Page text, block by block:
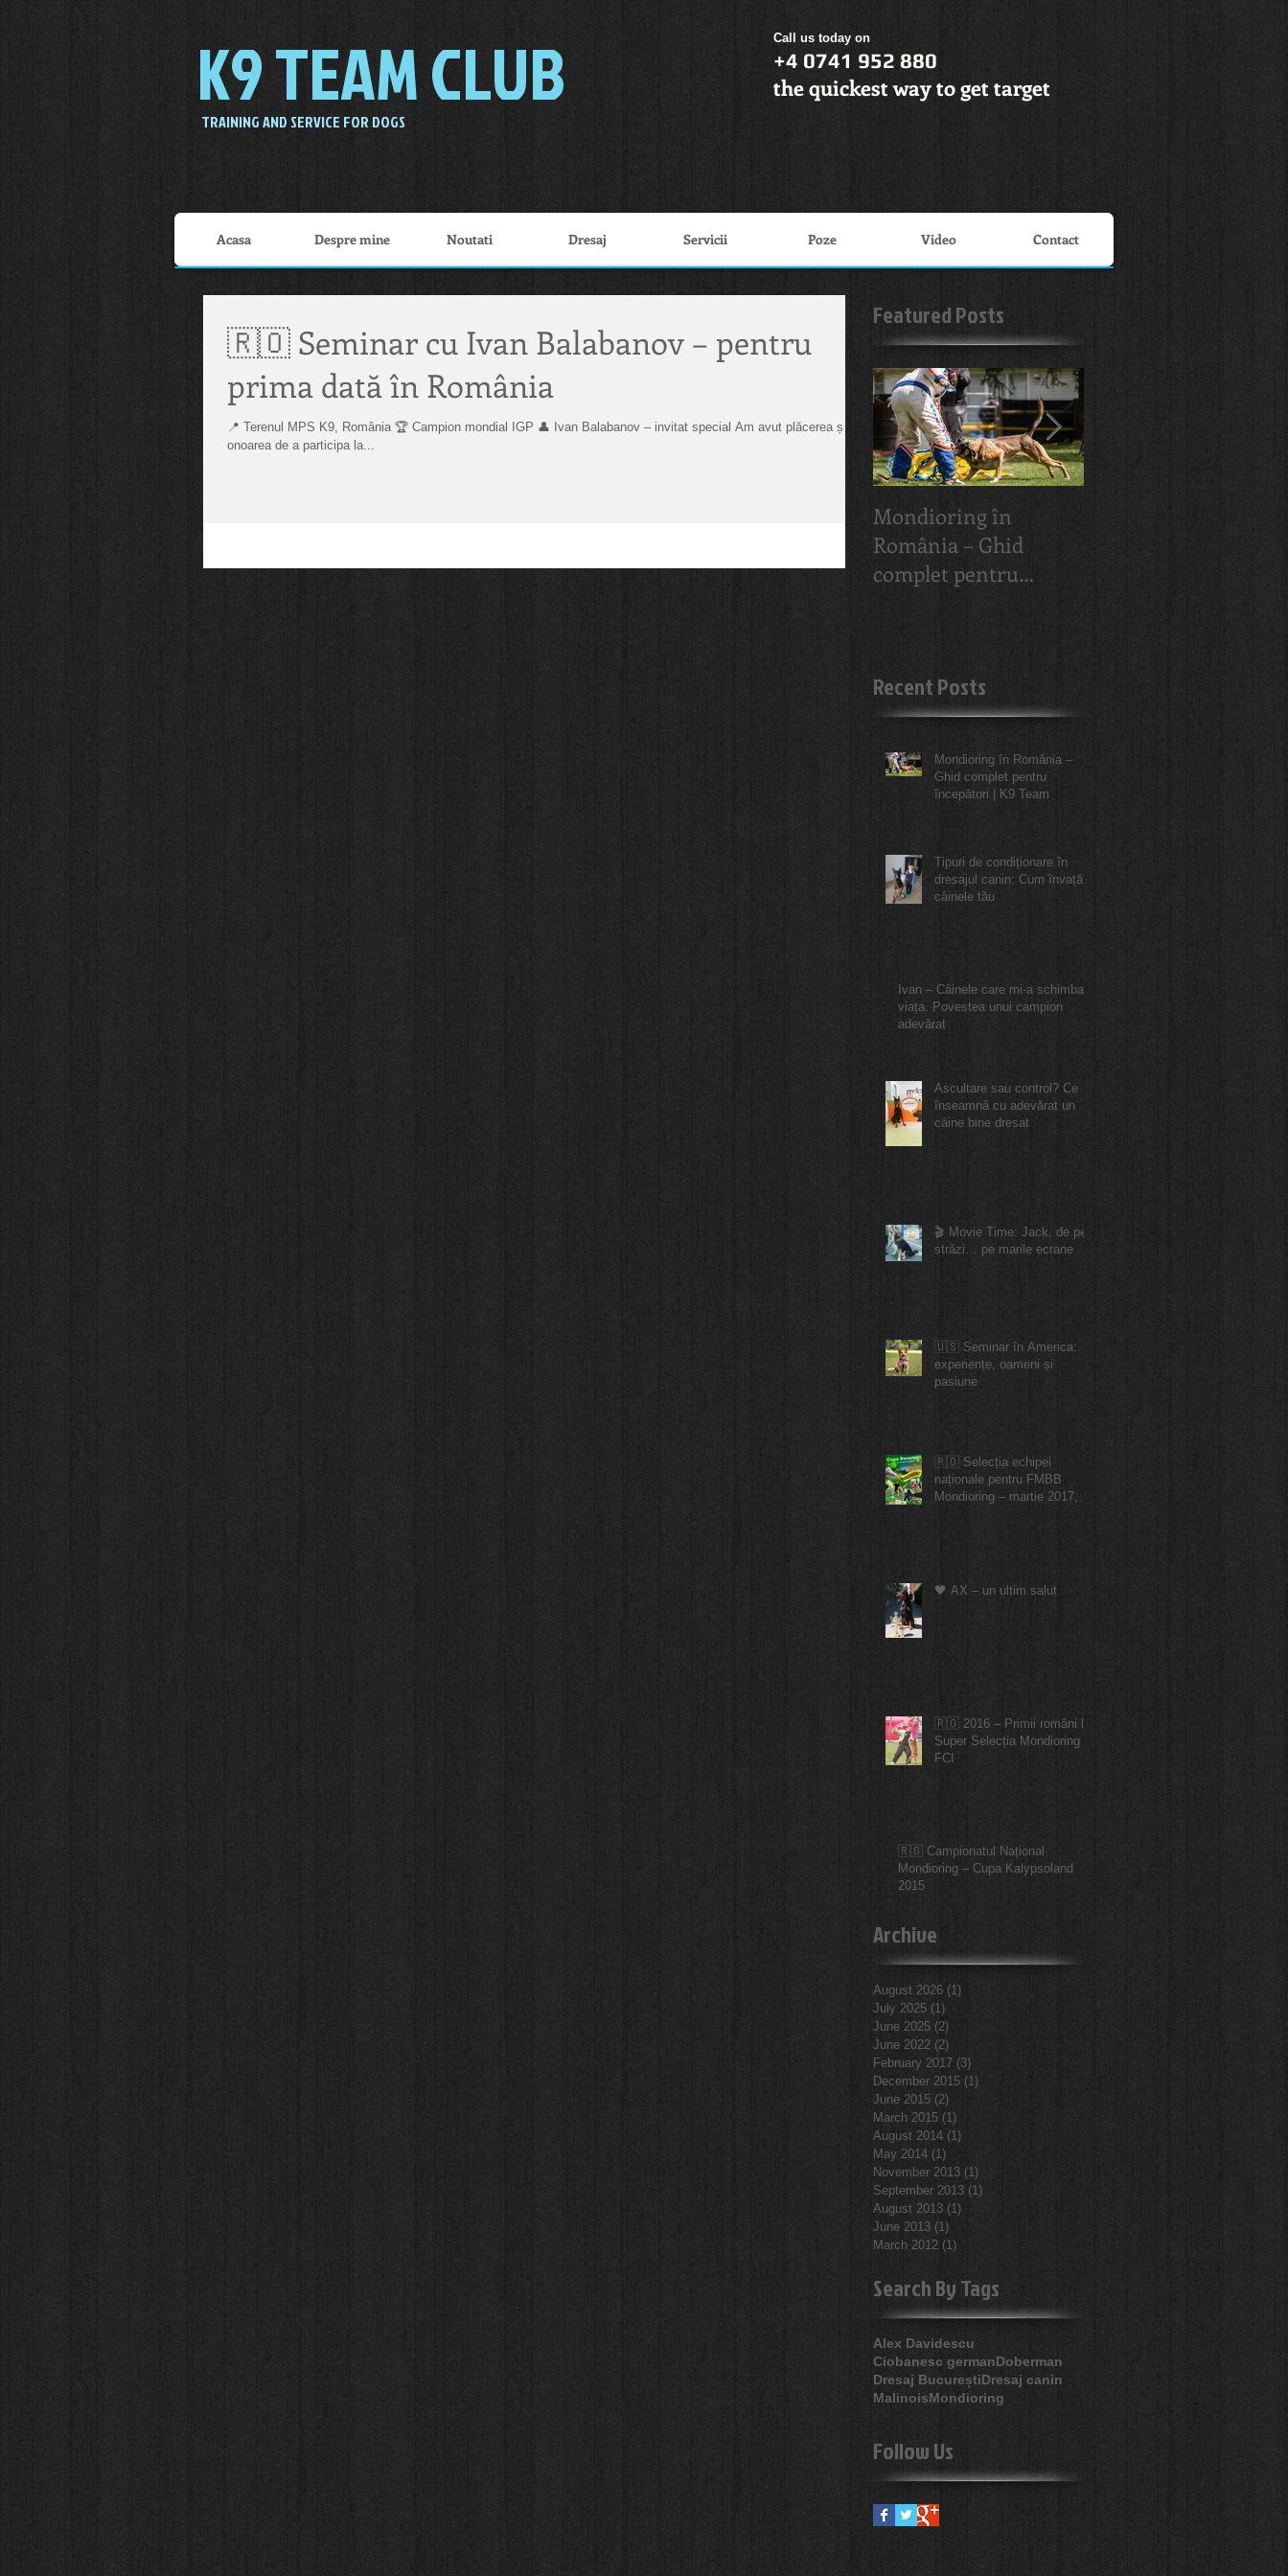
K9 TEAM CLUB Call us today on
+4 0741 952 880
the quickest way to get target
TRAINING AND SERVICE FOR DOGS
Acasa Despre mine Noutati Dresaj Servicii Poze Video Contact
🇷🇴 Seminar cu Ivan Balabanov – pentru
prima dată în România
📍 Terenul MPS K9, România 🏆 Campion mondial IGP 👤 Ivan Balabanov – invitat special Am avut plăcerea și
onoarea de a participa la...
Featured Posts
Mondioring în
România – Ghid
complet pentru
Recent Posts
Mondioring în România –
Ghid complet pentru
începători | K9 Team
Tipuri de condiționare în
dresajul canin: Cum învață
câinele tău
Ivan – Câinele care mi-a schimbat
viața. Povestea unui campion
adevărat
Ascultare sau control? Ce
înseamnă cu adevărat un
câine bine dresat
🎬 Movie Time: Jack, de pe
străzi… pe marile ecrane
🇺🇸 Seminar în America:
experiențe, oameni și
pasiune
🇷🇴 Selecția echipei
naționale pentru FMBB
Mondioring – martie 2017,
🖤 AX – un ultim salut
🇷🇴 2016 – Primii români la
Super Selecția Mondioring
FCI
🇷🇴 Campionatul Național
Mondioring – Cupa Kalypsoland
2015
Archive
August 2026 (1)
July 2025 (1)
June 2025 (2)
June 2022 (2)
February 2017 (3)
December 2015 (1)
June 2015 (2)
March 2015 (1)
August 2014 (1)
May 2014 (1)
November 2013 (1)
September 2013 (1)
August 2013 (1)
June 2013 (1)
March 2012 (1)
Search By Tags
Alex Davidescu
Ciobanesc germanDoberman
Dresaj BucureștiDresaj canin
MalinoisMondioring
Follow Us